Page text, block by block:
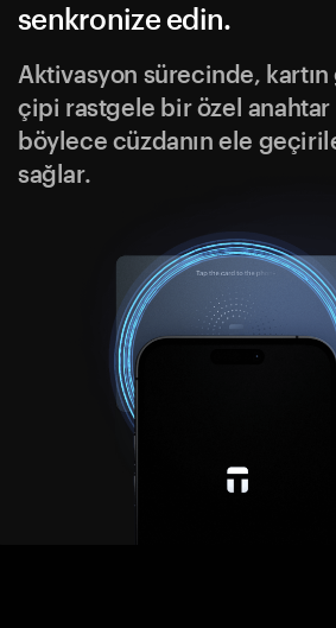
senkronize edin.
Aktivasyon sürecinde,
çipi rastgele bir özel
böylece cüzdanın ele
sağlar.